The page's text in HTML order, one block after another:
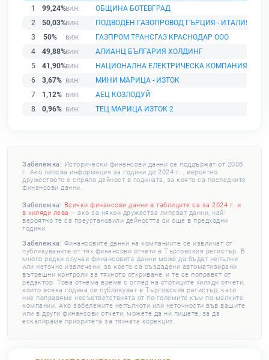
1
99,24%
ОБЩИНА БОТЕВГРАД
2
50,03%
ПОДВОДЕН ГАЗОПРОВОД ГЪРЦИЯ - ИТАЛИЯ
3
50%
ГАЗПРОМ ТРАНСГАЗ КРАСНОДАР ООО
4
49,88%
АЛИАНЦ БЪЛГАРИЯ ХОЛДИНГ
5
41,90%
НАЦИОНАЛНА ЕЛЕКТРИЧЕСКА КОМПАНИЯ
6
3,67%
МИНИ МАРИЦА - ИЗТОК
7
1,12%
АЕЦ КОЗЛОДУЙ
8
0,96% ТЕЦ МАРИЦА ИЗТОК 2
Забележка: Исторически финансови данни се поддържат от 2008
г. Ако липсва информация за години до 2024 г. , вероятно
дружеството е спряло дейност в годината, за която са последните
финансови данни.
Забележка: Всички финансови данни в таблиците са за 2024 г. и
в хиляди лева – ако за някои дружества липсват данни, най-
вероятно те са преустановили дейността си още в предходни
години.
Забележка: Финансовите данни на компаниите се извличат от
публикуваните от тях финансови отчети в Търговския регистър. В
много редки случаи финансовите данни може да бъдат непълни
или неточно извлечени, за което са създадени автоматизирани
вътрешни контроли за тяхното откриване, и те се поправят от
редактор. Това отнема време с оглед на стотиците хиляди отчети,
които всяка година се публикуват в Търговския регистър, като
ние поправяме несъответствията от по-големите към по-малките
компании. Ако забележите непълноти или неточности във вашите
или в други финансови отчети, можете да ни пишете, за да
ескалираме приоритета за тяхната корекция.